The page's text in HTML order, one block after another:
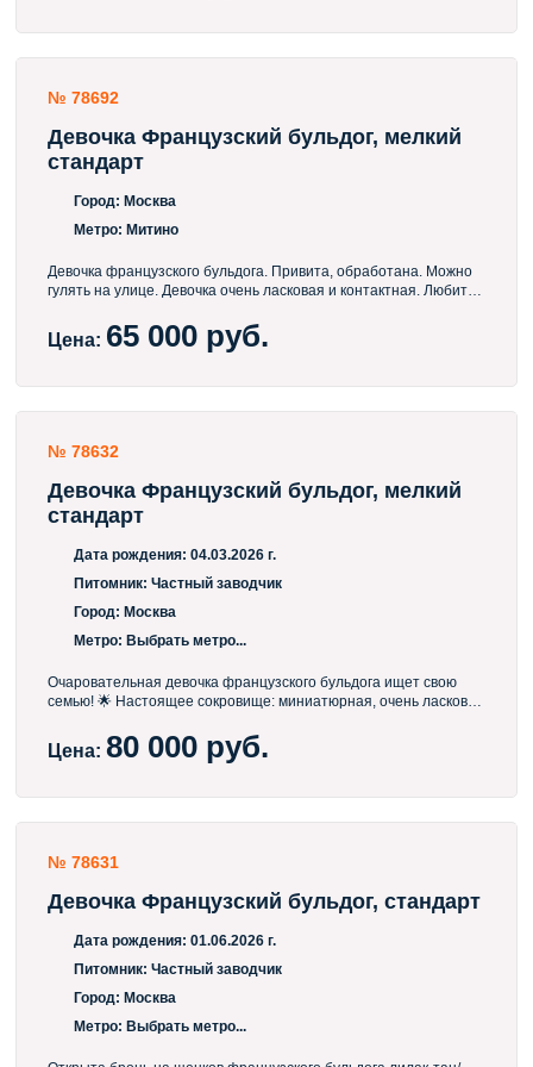
№ 78692
Девочка Французский бульдог, мелкий
стандарт
Город: Москва
Метро: Митино
Девочка французского бульдога. Привита, обработана. Можно
гулять на улице. Девочка очень ласковая и контактная. Любит
Полный пакет документов. Мы в Москве, можно приехать
посмотреть.
Цена: 65 000 руб.
№ 78632
Девочка Французский бульдог, мелкий
стандарт
Дата рождения: 04.03.2026 г.
Питомник: Частный заводчик
Город: Москва
Метро: Выбрать метро...
Очаровательная девочка французского бульдога ищет свою
семью! 🌟 Настоящее сокровище: миниатюрная, очень ласковая
невероятно контактная, общительная и обожает тактильные
объятия — настоящий «ручной ребёнок», который станет
Ищем самых заботливых родителей для этой малышки! 🐶💖
лилак тан , готовые к переезду 4,5 мес . документы СКОР отец
импорт Беларусь
Цена:80 000 руб.
№ 78631
Девочка Французский бульдог, стандарт
Дата рождения: 01.06.2026 г.
Питомник: Частный заводчик
Город: Москва
Метро: Выбрать метро...